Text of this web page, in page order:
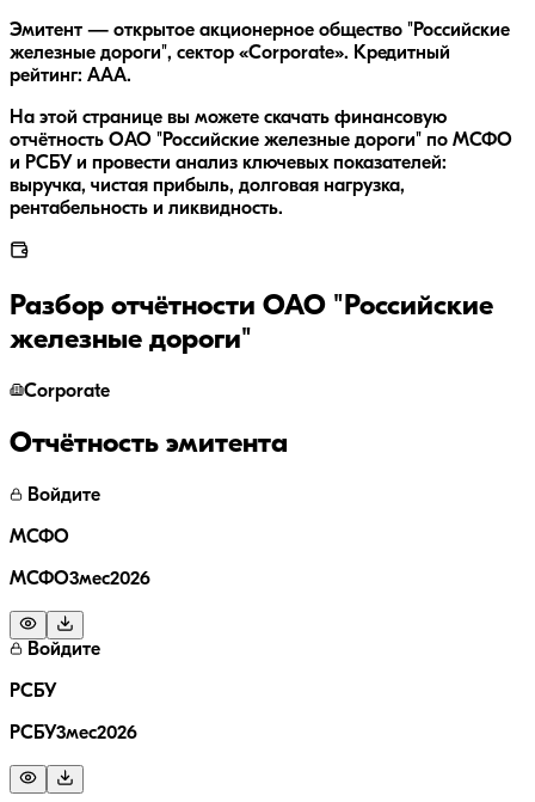
Эмитент — открытое акционерное общество "Российские
железные дороги", сектор «Corporate». Кредитный
рейтинг: AAA.
На этой странице вы можете скачать финансовую
отчётность ОАО "Российские железные дороги" по МСФО
и РСБУ и провести анализ ключевых показателей:
выручка, чистая прибыль, долговая нагрузка,
рентабельность и ликвидность.
Разбор отчётности ОАО "Российские
железные дороги"
Corporate
Отчётность эмитента
Войдите
МСФО
МСФО3мес2026
Войдите
РСБУ
РСБУ3мес2026